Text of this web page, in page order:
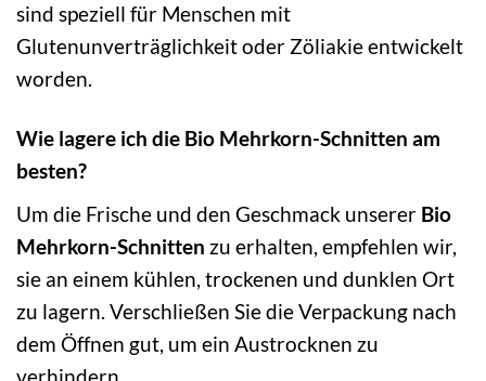
sind speziell für Menschen mit
Glutenunverträglichkeit oder Zöliakie entwickelt
worden.
Wie lagere ich die Bio Mehrkorn-Schnitten am
besten?
Um die Frische und den Geschmack unserer Bio
Mehrkorn-Schnitten zu erhalten, empfehlen wir,
sie an einem kühlen, trockenen und dunklen Ort
zu lagern. Verschließen Sie die Verpackung nach
dem Öffnen gut, um ein Austrocknen zu